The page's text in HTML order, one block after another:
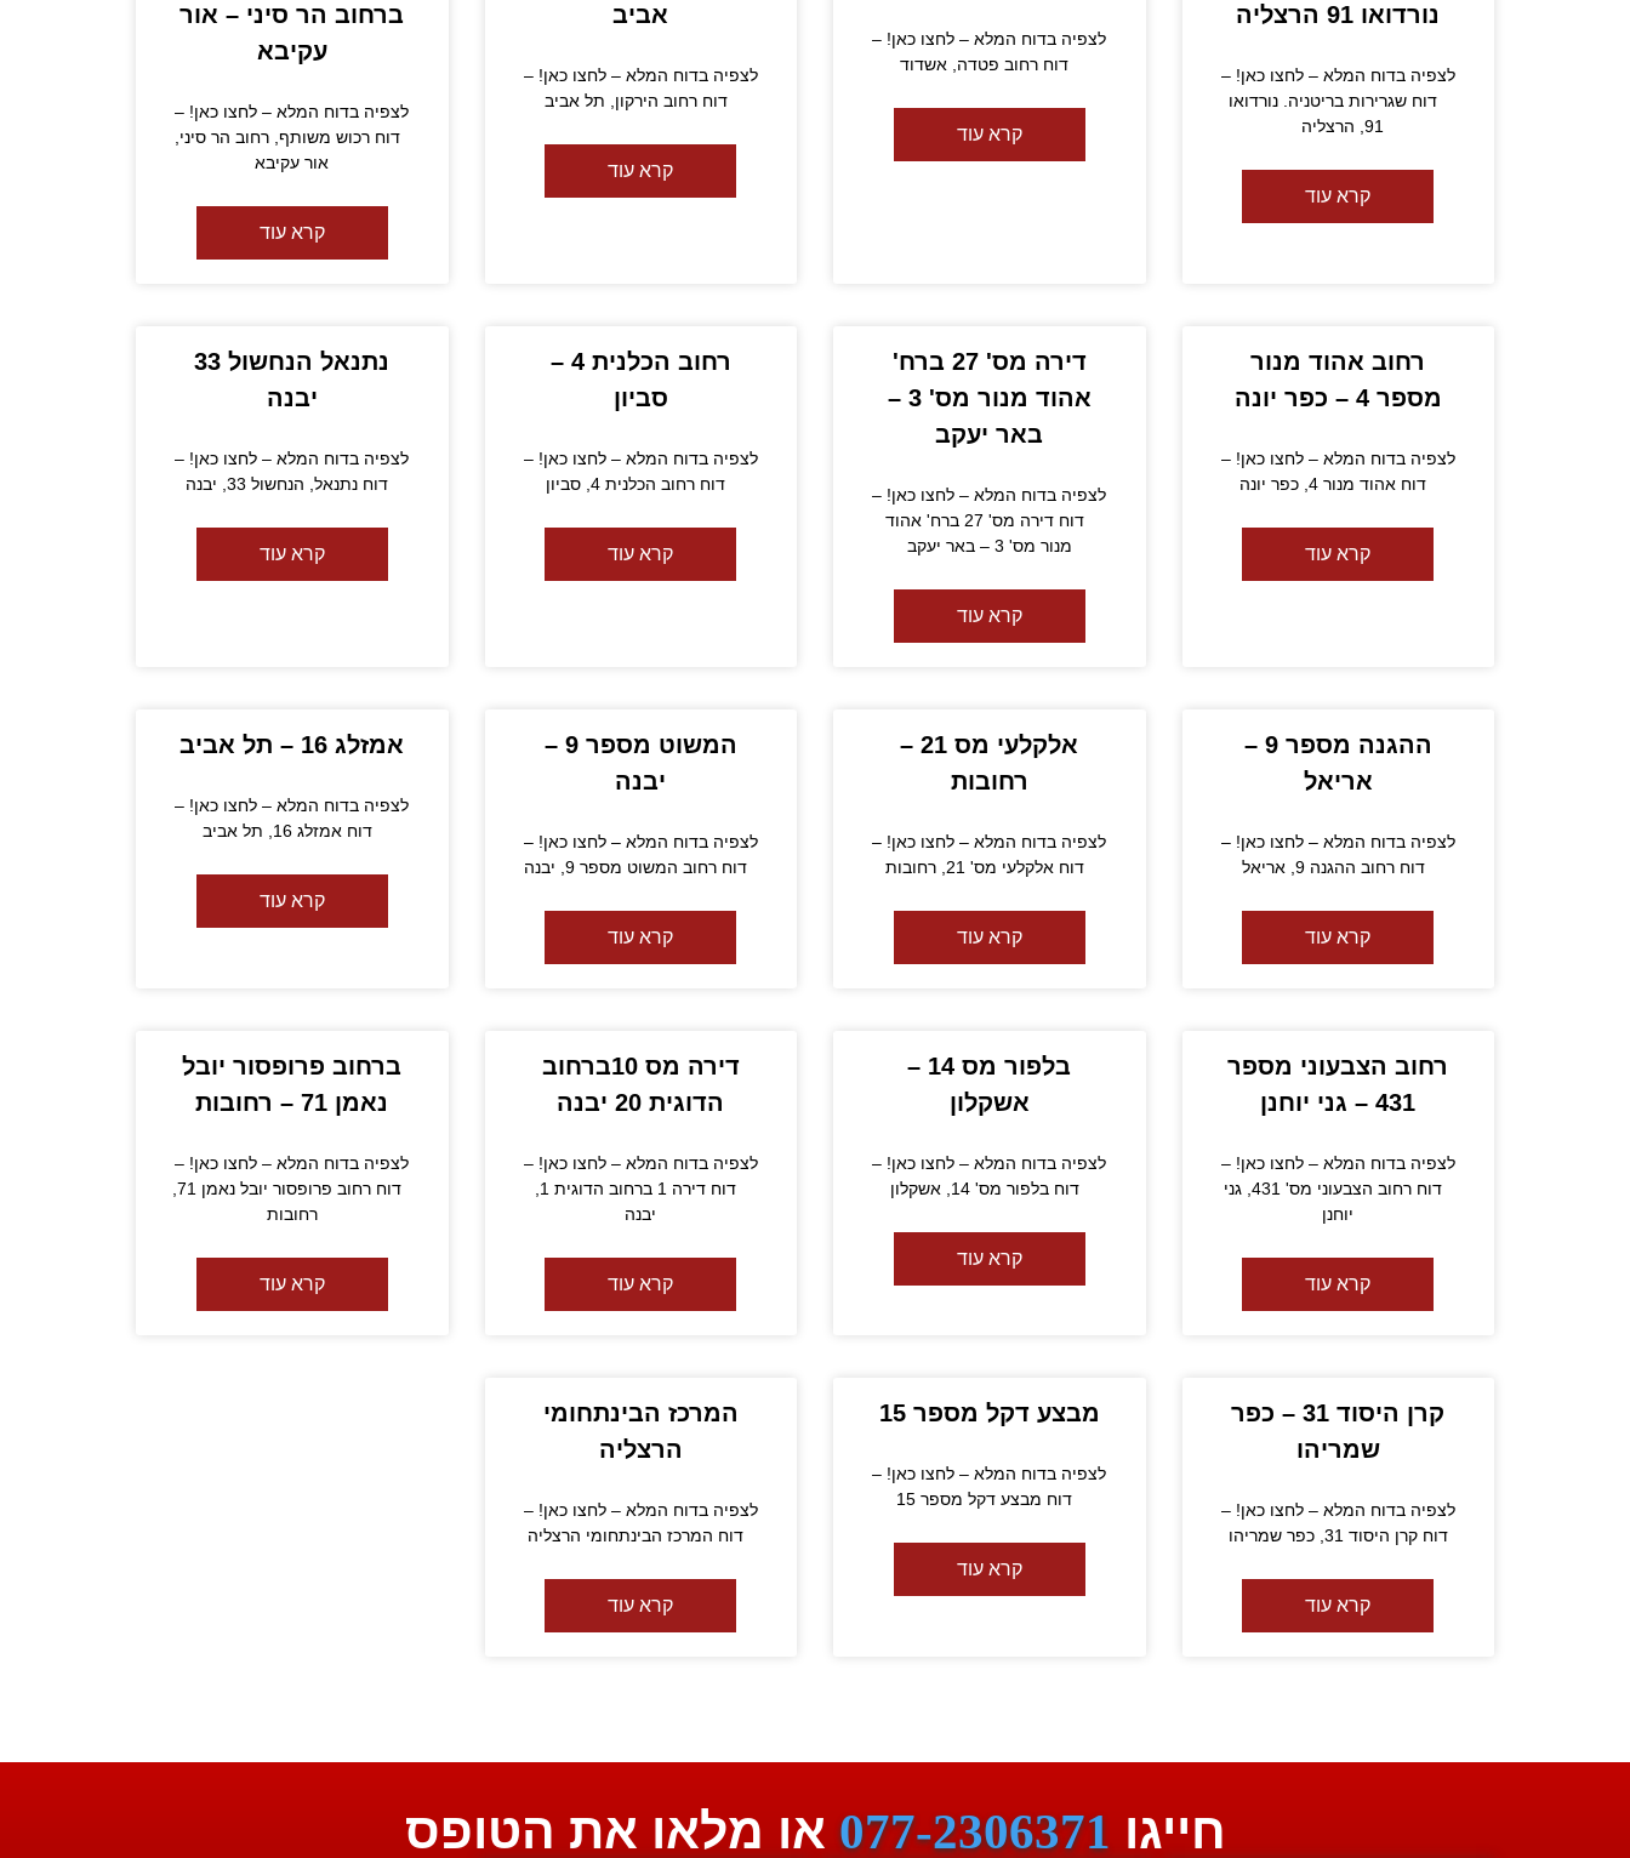
נורדואו 91 הרצליה
לצפיה בדוח המלא – לחצו כאן! –
דוח שגרירות בריטניה. נורדואו
91, הרצליה
קרא עוד
לצפיה בדוח המלא – לחצו כאן! –
דוח רחוב פטדה, אשדוד
קרא עוד
אביב
לצפיה בדוח המלא – לחצו כאן! –
דוח רחוב הירקון, תל אביב
קרא עוד
ברחוב הר סיני – אור
עקיבא
לצפיה בדוח המלא – לחצו כאן! –
דוח רכוש משותף, רחוב הר סיני,
אור עקיבא
קרא עוד
רחוב אהוד מנור
מספר 4 – כפר יונה
לצפיה בדוח המלא – לחצו כאן! –
דוח אהוד מנור 4, כפר יונה
קרא עוד
דירה מס' 27 ברח'
אהוד מנור מס' 3 –
באר יעקב
לצפיה בדוח המלא – לחצו כאן! –
דוח דירה מס' 27 ברח' אהוד
מנור מס' 3 – באר יעקב
קרא עוד
רחוב הכלנית 4 –
סביון
לצפיה בדוח המלא – לחצו כאן! –
דוח רחוב הכלנית 4, סביון
קרא עוד
נתנאל הנחשול 33
יבנה
לצפיה בדוח המלא – לחצו כאן! –
דוח נתנאל, הנחשול 33, יבנה
קרא עוד
ההגנה מספר 9 –
אריאל
לצפיה בדוח המלא – לחצו כאן! –
דוח רחוב ההגנה 9, אריאל
קרא עוד
אלקלעי מס 21 –
רחובות
לצפיה בדוח המלא – לחצו כאן! –
דוח אלקלעי מס' 21, רחובות
קרא עוד
המשוט מספר 9 –
יבנה
לצפיה בדוח המלא – לחצו כאן! –
דוח רחוב המשוט מספר 9, יבנה
קרא עוד
אמזלג 16 – תל אביב
לצפיה בדוח המלא – לחצו כאן! –
דוח אמזלג 16, תל אביב
קרא עוד
רחוב הצבעוני מספר
431 – גני יוחנן
לצפיה בדוח המלא – לחצו כאן! –
דוח רחוב הצבעוני מס' 431, גני
יוחנן
קרא עוד
בלפור מס 14 –
אשקלון
לצפיה בדוח המלא – לחצו כאן! –
דוח בלפור מס' 14, אשקלון
קרא עוד
דירה מס 10ברחוב
הדוגית 20 יבנה
לצפיה בדוח המלא – לחצו כאן! –
יבנה
קרא עוד
ברחוב פרופסור יובל
נאמן 71 – רחובות
לצפיה בדוח המלא – לחצו כאן! –
דוח רחוב פרופסור יובל נאמן 71,
רחובות
קרא עוד
קרן היסוד 31 – כפר
שמריהו
לצפיה בדוח המלא – לחצו כאן! –
דוח קרן היסוד 31, כפר שמריהו
קרא עוד
מבצע דקל מספר 15
לצפיה בדוח המלא – לחצו כאן! –
דוח מבצע דקל מספר 15
קרא עוד
המרכז הבינתחומי
הרצליה
לצפיה בדוח המלא – לחצו כאן! –
דוח המרכז הבינתחומי הרצליה
קרא עוד
חייגו 077-2306371 או מלאו את הטופס